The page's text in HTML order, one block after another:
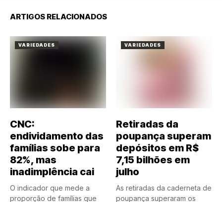
ARTIGOS RELACIONADOS
VARIEDADES
CNC:
endividamento das
famílias sobe para
82%, mas
inadimplência cai
O indicador que mede a
proporção de famílias que
VARIEDADES
Retiradas da
poupança superam
depósitos em R$
7,15 bilhões em
julho
As retiradas da caderneta de
poupança superaram os